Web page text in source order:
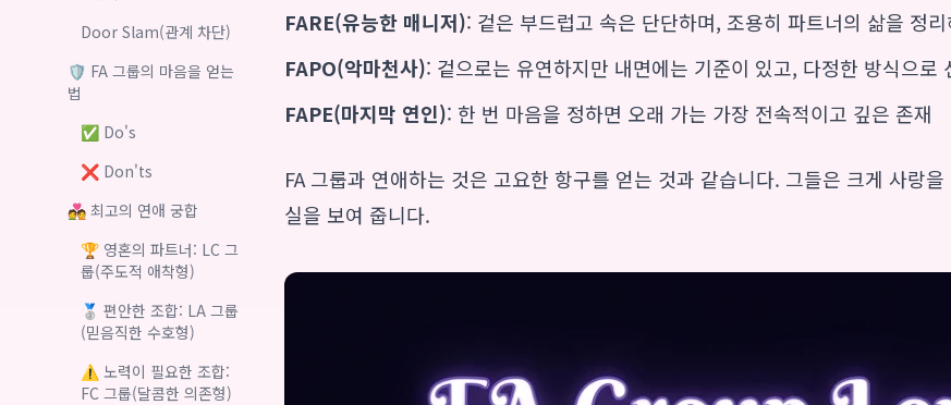
Door Slam(관계 차단)
🛡️ FA 그룹의 마음을 얻는
법
✅ Do's
❌ Don'ts
💑 최고의 연애 궁합
🏆 영혼의 파트너: LC 그
룹(주도적 애착형)
🥈 편안한 조합: LA 그룹
(믿음직한 수호형)
⚠️ 노력이 필요한 조합:
FC 그룹(달콤한 의존형)
FARE(유능한 매니저): 겉은 부드럽고 속은 단단하며, 조용히 파트너의 삶을 정
FAPO(악마천사): 겉으로는 유연하지만 내면에는 기준이 있고, 다정한 방식으로
FAPE(마지막 연인): 한 번 마음을 정하면 오래 가는 가장 전속적이고 깊은 존재
FA 그룹과 연애하는 것은 고요한 항구를 얻는 것과 같습니다. 그들은 크게 사랑
실을 보여 줍니다.